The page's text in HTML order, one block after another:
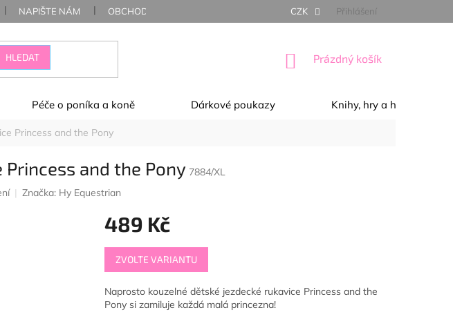
NAPIŠTE NÁM OBCHODNÍ PODMÍNKY OCHRANA OSOBNÍCH ÚDAJŮ
CZK Přihlášení
HLEDAT
NÁKUPNÍ
Prázdný košík
Péče o poníka a koně Dárkové poukazy Knihy, hry a hračky
Princess and the Pony
and the Pony 7884/XL
Značka: Hy Equestrian
489 Kč
Měrná
cena:
ZVOLTE VARIANTU
Naprosto kouzelné dětské jezdecké rukavice Princess and the
Pony si zamiluje každá malá princezna!